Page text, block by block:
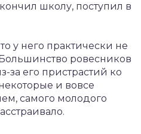
школу, поступил в
у него практически не
ровесников
за его пристрастий ко
и вовсе
самого молодого